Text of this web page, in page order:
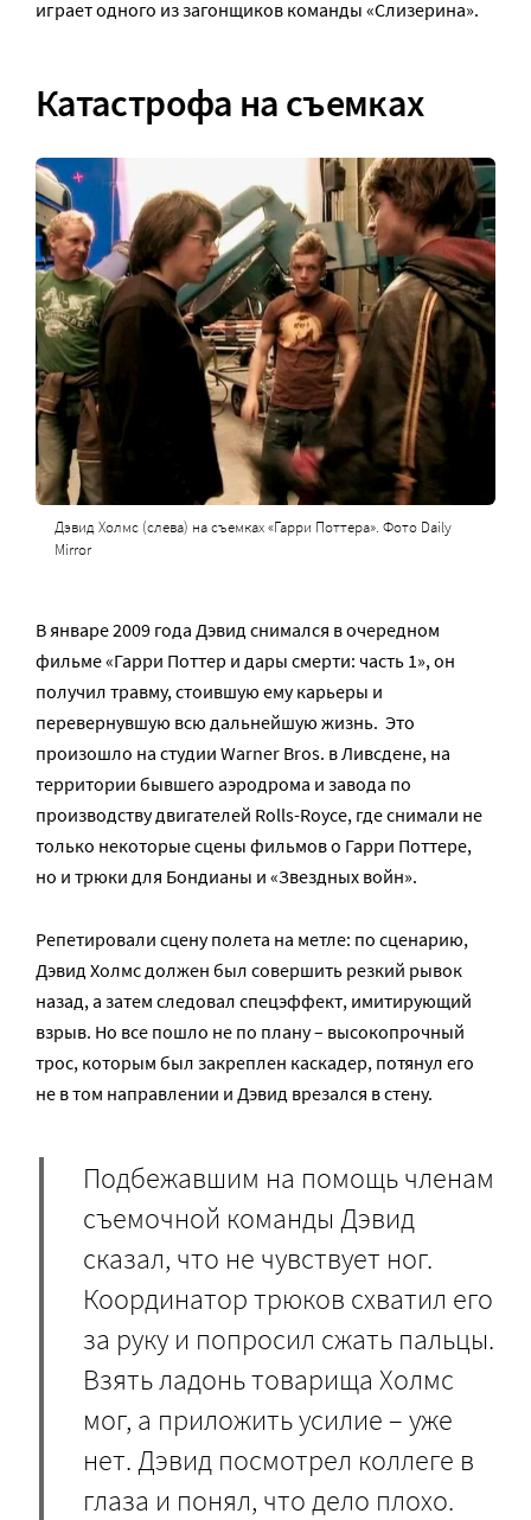
играет одного из загонщиков команды «Слизерина».
Катастрофа на съемках
Дэвид Холмс (слева) на съемках «Гарри Поттера». Фото Daily
Mirror
В январе 2009 года Дэвид снимался в очередном
фильме «Гарри Поттер и дары смерти: часть 1», он
получил травму, стоившую ему карьеры и
перевернувшую всю дальнейшую жизнь. Это
произошло на студии Warner Bros. в Ливсдене, на
территории бывшего аэродрома и завода по
производству двигателей Rolls-Royce, где снимали не
только некоторые сцены фильмов о Гарри Поттере,
но и трюки для Бондианы и «Звездных войн».
Репетировали сцену полета на метле: по сценарию,
Дэвид Холмс должен был совершить резкий рывок
назад, а затем следовал спецэффект, имитирующий
взрыв. Но все пошло не по плану – высокопрочный
трос, которым был закреплен каскадер, потянул его
не в том направлении и Дэвид врезался в стену.
Подбежавшим на помощь членам
съемочной команды Дэвид
сказал, что не чувствует ног.
Координатор трюков схватил его
за руку и попросил сжать пальцы.
Взять ладонь товарища Холмс
мог, а приложить усилие – уже
нет. Дэвид посмотрел коллеге в
глаза и понял, что дело плохо.